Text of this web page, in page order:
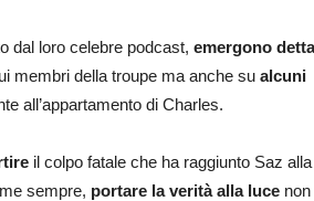
dal loro celebre podcast, emergono
membri della troupe ma anche su alcuni
all’appartamento di Charles.
il colpo fatale che ha raggiunto Saz
sempre, portare la verità alla luce